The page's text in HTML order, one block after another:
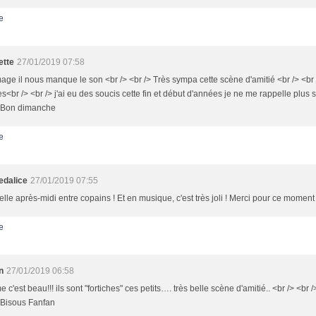
27/01/2019 07:58
il nous manque le son <br /> <br /> Très sympa cette scène d'amitié <br />
/> <br /> j'ai eu des soucis cette fin et début d'années je ne me rappelle plus
dimanche
27/01/2019 07:55
après-midi entre copains ! Et en musique, c'est très joli ! Merci pour ce
27/01/2019 06:58
c'est beau!!! ils sont "fortiches" ces petits…. très belle scène d'amitié.. <br /> <br
Fanfan